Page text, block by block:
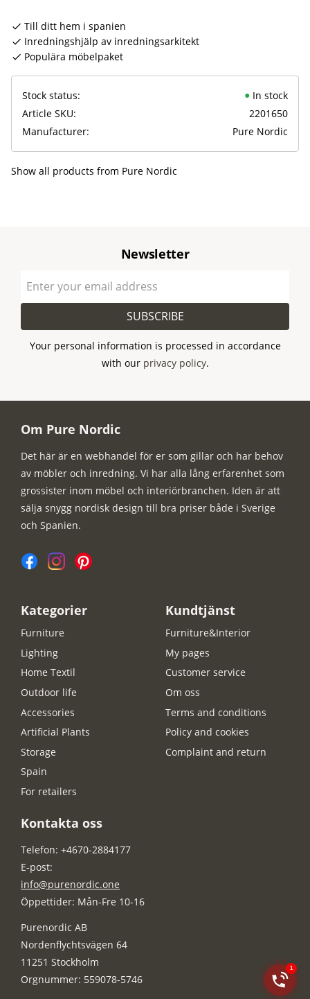
Till ditt hem i spanien
Inredningshjälp av inredningsarkitekt
Populära möbelpaket
Stock status
In stock
Article SKU
2201650
Manufacturer
Pure Nordic
Show all products from Pure Nordic
Newsletter
SUBSCRIBE
Your personal information is processed in accordance
with our privacy policy.
Om Pure Nordic
Det här är en webhandel för er som gillar och har behov
av möbler och inredning. Vi har alla lång erfarenhet som
grossister inom möbel och interiörbranchen. Iden är att
sälja snygg nordisk design till bra priser både i Sverige
och Spanien.
Kategorier
Furniture
Lighting
Home Textil
Outdoor life
Accessories
Artificial Plants
Storage
Spain
For retailers
Kundtjänst
Furniture&Interior
My pages
Customer service
Om oss
Terms and conditions
Policy and cookies
Complaint and return
Kontakta oss
Telefon: +4670-2884177
E-post:
info@purenordic.one
Öppettider: Mån-Fre 10-16
Purenordic AB
Nordenflychtsvägen 64
11251 Stockholm
Orgnummer: 559078-5746